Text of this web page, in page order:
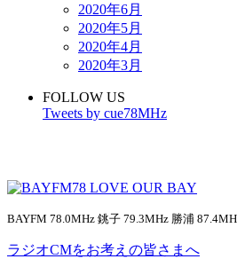
2020年6月
2020年5月
2020年4月
2020年3月
FOLLOW US
Tweets by cue78MHz
BAYFM 78.0MHz 銚子 79.3MHz 勝浦
ラジオCMをお考えの皆さまへ